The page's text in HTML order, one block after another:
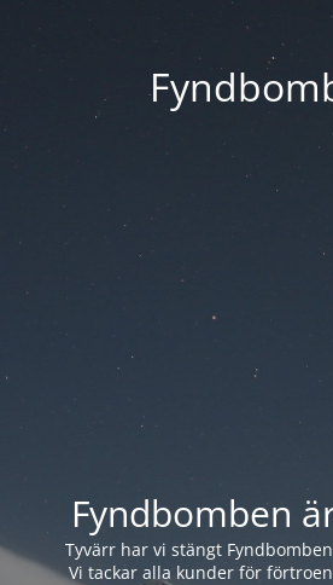
Fyndbomben
Tyvärr har vi stängt
Vi tackar alla kunder för